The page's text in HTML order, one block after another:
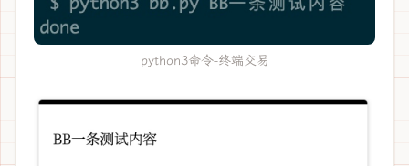
python3命令-终端交易